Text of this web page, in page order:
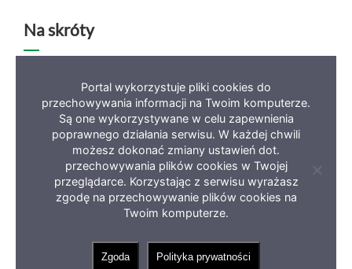
Na skróty
Deklaracja dostępności Mapa serwisu BIP
Polityka prywatności
Copyright 2023 Miasto Zielona Góra
Portal wykorzystuje pliki cookies do
przechowywania informacji na Twoim komputerze.
Są one wykorzystywane w celu zapewnienia
poprawnego działania serwisu. W każdej chwili
możesz dokonać zmiany ustawień dot.
przechowywania plików cookies w Twojej
przeglądarce. Korzystając z serwisu wyrażasz
zgodę na przechowywanie plików cookies na
Twoim komputerze.
Zgoda Polityka prywatności